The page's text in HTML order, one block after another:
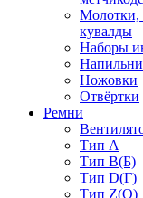
Молотки,
кувалды
Наборы
Ножовки
Отвёртки
Ремни
Тип A
Тип B(Б)
Тип D(Г)
Тип Z(O)